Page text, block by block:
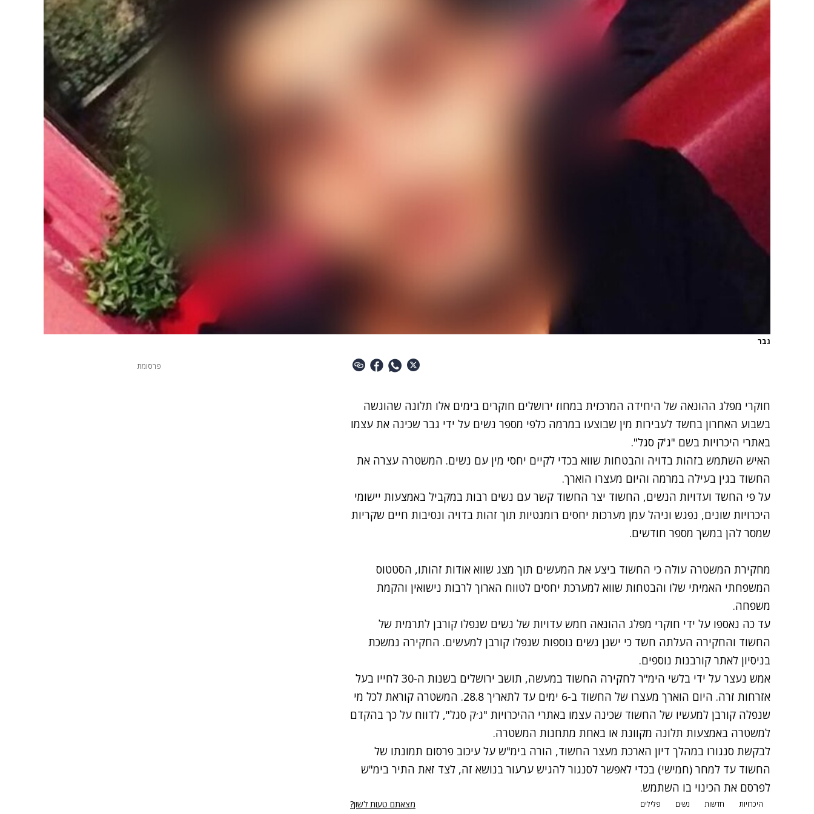
גבר
חוקרי מפלג ההונאה של היחידה המרכזית במחוז ירושלים חוקרים בימים אלו תלונה שהוגשה
בשבוע האחרון בחשד לעבירות מין שבוצעו במרמה כלפי מספר נשים על ידי גבר שכינה את עצמו
באתרי היכרויות בשם "ג'ק סגל".
האיש השתמש בזהות בדויה והבטחות שווא בכדי לקיים יחסי מין עם נשים. המשטרה עצרה את
החשוד בגין בעילה במרמה והיום מעצרו הוארך.
על פי החשד ועדויות הנשים, החשוד יצר החשוד קשר עם נשים רבות במקביל באמצעות יישומי
היכרויות שונים, נפגש וניהל עמן מערכות יחסים רומנטיות תוך זהות בדויה ונסיבות חיים שקריות
שמסר להן במשך מספר חודשים.
מחקירת המשטרה עולה כי החשוד ביצע את המעשים תוך מצג שווא אודות זהותו, הסטטוס
המשפחתי האמיתי שלו והבטחות שווא למערכת יחסים לטווח הארוך לרבות נישואין והקמת
משפחה.
עד כה נאספו על ידי חוקרי מפלג ההונאה חמש עדויות של נשים שנפלו קורבן לתרמית של
החשוד והחקירה העלתה חשד כי ישנן נשים נוספות שנפלו קורבן למעשים. החקירה נמשכת
בניסיון לאתר קורבנות נוספים.
אמש נעצר על ידי בלשי הימ"ר לחקירה החשוד במעשה, תושב ירושלים בשנות ה-30 לחייו בעל
אזרחות זרה. היום הוארך מעצרו של החשוד ב-6 ימים עד לתאריך 28.8.
המשטרה קוראת לכל מי
שנפלה קורבן למעשיו של החשוד שכינה עצמו באתרי ההיכרויות "ג׳ק סגל", לדווח על כך בהקדם
למשטרה באמצעות תלונה מקוונת או באחת מתחנות המשטרה.
לבקשת סנגורו במהלך דיון הארכת מעצר החשוד, הורה בימ"ש על עיכוב פרסום תמונתו של
החשוד עד למחר (חמישי) בכדי לאפשר לסנגור להגיש ערעור בנושא זה, לצד זאת התיר בימ"ש
לפרסם את הכינוי בו השתמש.
היכרויות חדשות נשים פלילים מצאתם טעות לשון?
פרסומת